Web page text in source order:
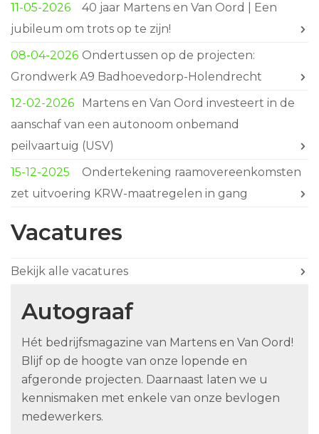
11-05-2026
40 jaar Martens en Van Oord | Een
jubileum om trots op te zijn!
08-04-2026 Ondertussen op de projecten:
Grondwerk A9 Badhoevedorp-Holendrecht
12-02-2026
Martens en Van Oord investeert in de
aanschaf van een autonoom onbemand
peilvaartuig (USV)
15-12-2025
Ondertekening raamovereenkomsten
zet uitvoering KRW-maatregelen in gang
Vacatures
Bekijk alle vacatures
Autograaf
Hét bedrijfsmagazine van Martens en Van Oord!
Blijf op de hoogte van onze lopende en
afgeronde projecten. Daarnaast laten we u
kennismaken met enkele van onze bevlogen
medewerkers.